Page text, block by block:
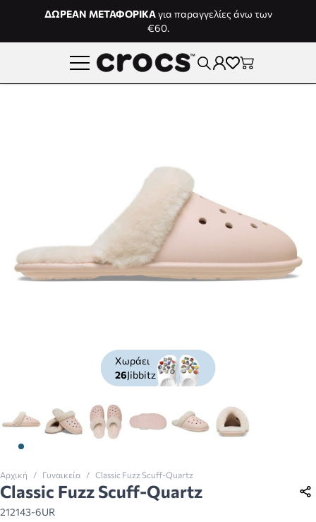
Μετάβαση στο περιεχόμενο
ΔΩΡΕΑΝ ΜΕΤΑΦΟΡΙΚΑγια παραγγελίες άνω των
€60.
Χωράει
26Jibbitz
View larger image
View larger imageView larger imageView larger image
View larger image
View larger
Αρχική / Γυναικεία / Classic Fuzz Scuff-Quartz
Classic Fuzz Scuff-Quartz
212143-6UR